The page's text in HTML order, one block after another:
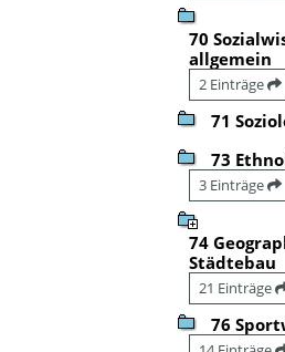
70
allgemein
2 Einträge
71
73
3 Einträge
74
Städtebau
21 Einträge
76